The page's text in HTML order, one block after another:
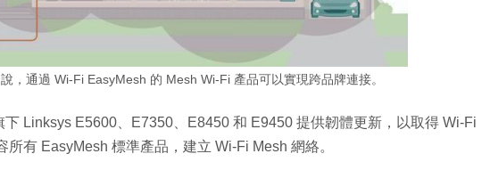
，通過 Wi-Fi EasyMesh 的 Mesh Wi-Fi 產品可以實現跨品牌連接。
下 Linksys E5600、E7350、E8450 和 E9450 提供韌體更新，以取得 Wi-Fi
所有 EasyMesh 標準產品，建立 Wi-Fi Mesh 網絡。